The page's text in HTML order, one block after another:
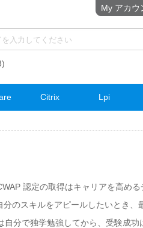
Citrix Lpi
認定の取得はキャリアを高め
のスキルをアピールしたいとき、
分で独学勉強してから、受験成
My アカウ